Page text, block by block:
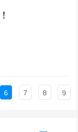
6 7 8 9